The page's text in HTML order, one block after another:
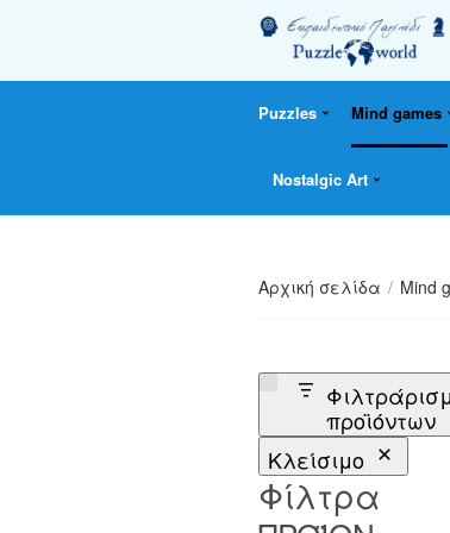
Puzzles Mind games
Nostalgic Art
Αρχική σελίδα / Mind
προϊόντων
Κλείσιμο
Φίλτρα